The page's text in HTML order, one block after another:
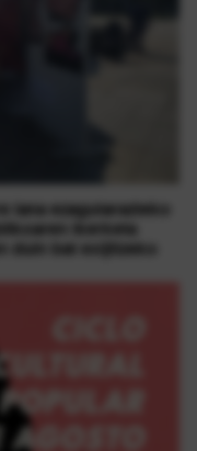
lana ezagutarazteko
ikerketa
duin bat exijitzeko